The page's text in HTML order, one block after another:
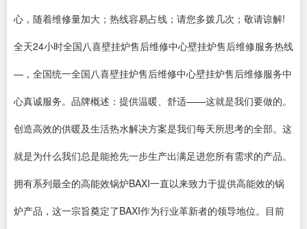
心，随着维修量加大；热线容易占线；请您多拨几次；敬请谅解!
全天24小时全国八喜壁挂炉售后维修中心壁挂炉售后维修服务热线
—，全国统一全国八喜壁挂炉售后维修中心壁挂炉售后维修服务中
心真诚服务。品牌概述：提供温暖、舒适——这就是我们要做的。
创造高效的供暖及生活热水解决方案是我们每天所思考的全部。这
就是为什么我们总是能抢先一步生产出满足进您所有需求的产品。
拥有系列最全的高能效锅炉BAXI一直以来致力于提供高能效的锅
炉产品，这一宗旨奠定了BAXI作为行业革新者的领导地位。目前